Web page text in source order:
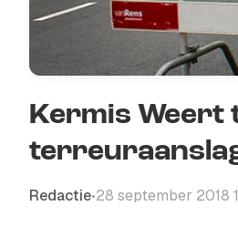
Kermis Weert
Redactie•28 september 2018